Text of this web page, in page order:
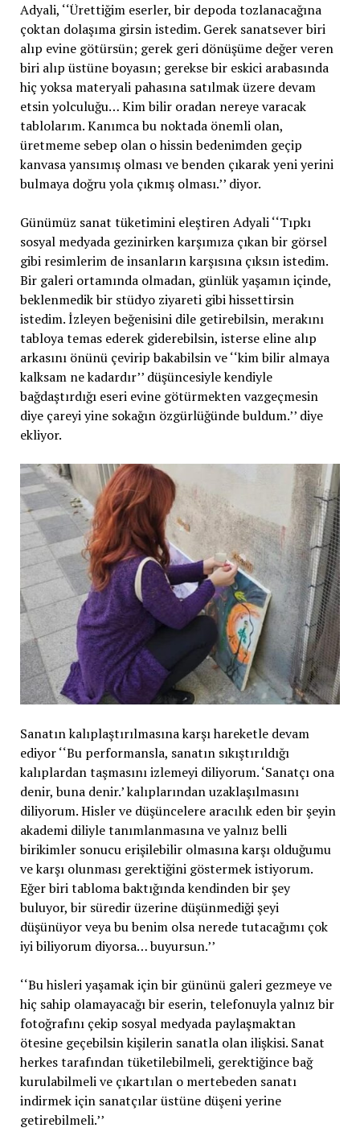
Adyali, ‘‘Ürettiğim eserler, bir depoda tozlanacağına
çoktan dolaşıma girsin istedim. Gerek sanatsever biri
alıp evine götürsün; gerek geri dönüşüme değer veren
biri alıp üstüne boyasın; gerekse bir eskici arabasında
hiç yoksa materyali pahasına satılmak üzere devam
etsin yolculuğu… Kim bilir oradan nereye varacak
tablolarım. Kanımca bu noktada önemli olan,
üretmeme sebep olan o hissin bedenimden geçip
kanvasa yansımış olması ve benden çıkarak yeni yerini
bulmaya doğru yola çıkmış olması.’’ diyor.
Günümüz sanat tüketimini eleştiren Adyali ‘‘Tıpkı
sosyal medyada gezinirken karşımıza çıkan bir görsel
gibi resimlerim de insanların karşısına çıksın istedim.
Bir galeri ortamında olmadan, günlük yaşamın içinde,
beklenmedik bir stüdyo ziyareti gibi hissettirsin
istedim. İzleyen beğenisini dile getirebilsin, merakını
tabloya temas ederek giderebilsin, isterse eline alıp
arkasını önünü çevirip bakabilsin ve ‘‘kim bilir almaya
kalksam ne kadardır’’ düşüncesiyle kendiyle
bağdaştırdığı eseri evine götürmekten vazgeçmesin
diye çareyi yine sokağın özgürlüğünde buldum.’’ diye
ekliyor.
Sanatın kalıplaştırılmasına karşı hareketle devam
ediyor ‘‘Bu performansla, sanatın sıkıştırıldığı
kalıplardan taşmasını izlemeyi diliyorum. ‘Sanatçı ona
denir, buna denir.’ kalıplarından uzaklaşılmasını
diliyorum. Hisler ve düşüncelere aracılık eden bir şeyin
akademi diliyle tanımlanmasına ve yalnız belli
birikimler sonucu erişilebilir olmasına karşı olduğumu
ve karşı olunması gerektiğini göstermek istiyorum.
Eğer biri tabloma baktığında kendinden bir şey
buluyor, bir süredir üzerine düşünmediği şeyi
düşünüyor veya bu benim olsa nerede tutacağımı çok
iyi biliyorum diyorsa… buyursun.’’
‘‘Bu hisleri yaşamak için bir gününü galeri gezmeye ve
hiç sahip olamayacağı bir eserin, telefonuyla yalnız bir
fotoğrafını çekip sosyal medyada paylaşmaktan
ötesine geçebilsin kişilerin sanatla olan ilişkisi. Sanat
herkes tarafından tüketilebilmeli, gerektiğince bağ
kurulabilmeli ve çıkartılan o mertebeden sanatı
indirmek için sanatçılar üstüne düşeni yerine
getirebilmeli.’’